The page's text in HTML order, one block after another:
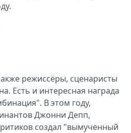
режиссёры, сценаристы
Есть и интересная награда
В этом году,
Джонни Депп,
создал "вымученный